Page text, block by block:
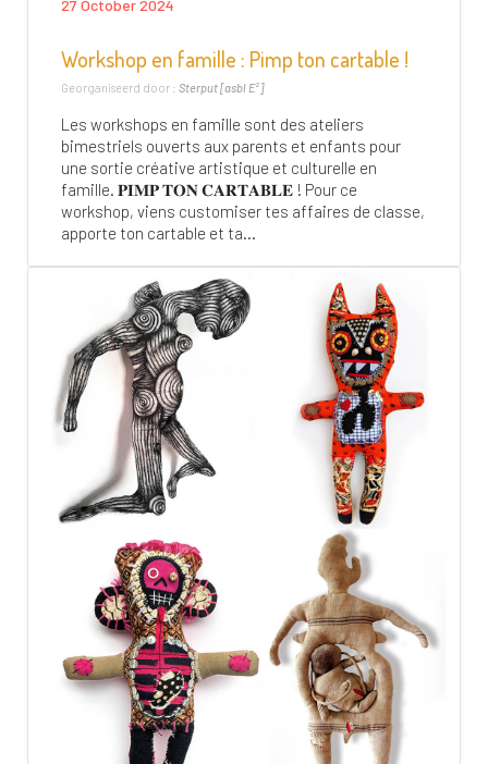
27 October 2024
Workshop en famille : Pimp ton cartable !
Georganiseerd door : Sterput [asbl E²]
Les workshops en famille sont des ateliers
bimestriels ouverts aux parents et enfants pour
une sortie créative artistique et culturelle en
famille. 𝐏𝐈𝐌𝐏 𝐓𝐎𝐍 𝐂𝐀𝐑𝐓𝐀𝐁𝐋𝐄 ! Pour ce
workshop, viens customiser tes affaires de classe,
apporte ton cartable et ta...